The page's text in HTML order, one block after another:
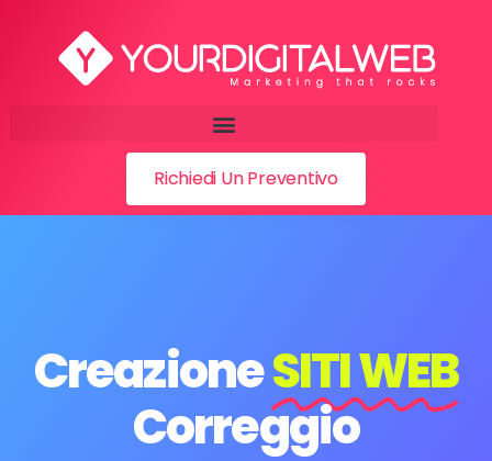
Richiedi Un Preventivo
CreazioneSITI WEB
Correggio